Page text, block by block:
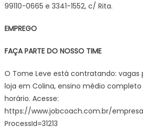
99110-0665 e 3341-1552, c/ Rita.
EMPREGO
FAÇA PARTE DO NOSSO TIME
O Tome Leve está contratando: vagas
loja em Colina, ensino médio
horário. Acesse:
https://www.jobcoach.com.br/
ProcessId=31213